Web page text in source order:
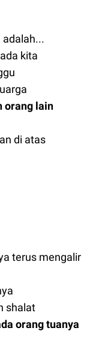
kita
orang lain
di atas
terus mengalir
shalat
orang tuanya